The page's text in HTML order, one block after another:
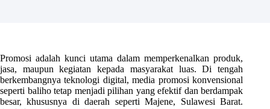
Promosi adalah kunci utama dalam memperkenalkan produk,
jasa, maupun kegiatan kepada masyarakat luas. Di tengah
berkembangnya teknologi digital, media promosi konvensional
seperti baliho tetap menjadi pilihan yang efektif dan berdampak
besar, khususnya di daerah seperti Majene, Sulawesi Barat.